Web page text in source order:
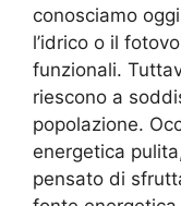
conosciamo
l’idrico o il
funzionali.
riescono a
popolazione.
energetica
pensato di